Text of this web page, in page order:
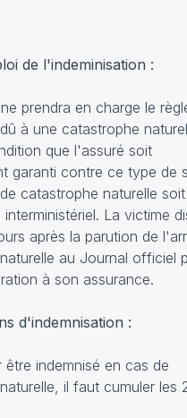
de l'indeminisation :
prendra en charge le
à une catastrophe
que l'assuré soit
garanti contre ce type de
catastrophe naturelle
La victime
après la parution de
au Journal officiel
à son assurance.
d'indemnisation :
être indemnisé en cas de
il faut cumuler les